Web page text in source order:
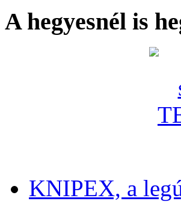
A hegyesnél is
KNIPEX, a